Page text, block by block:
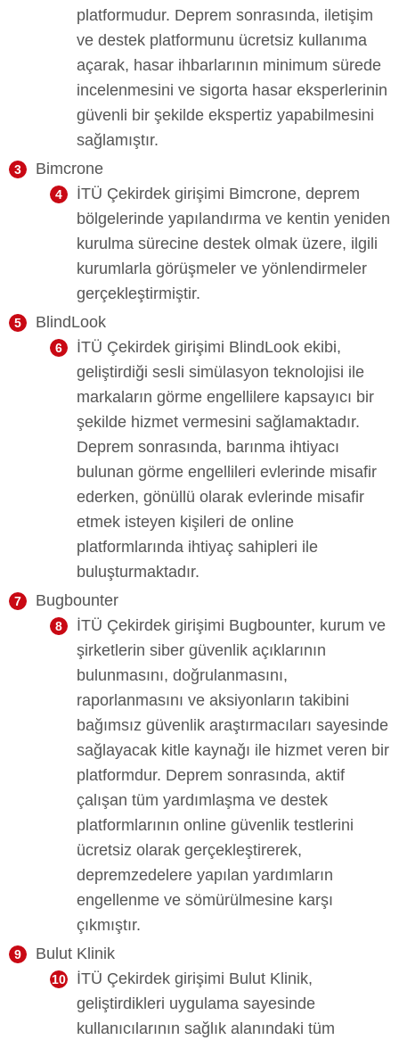
platformudur. Deprem sonrasında, iletişim
ve destek platformunu ücretsiz kullanıma
açarak, hasar ihbarlarının minimum sürede
incelenmesini ve sigorta hasar eksperlerinin
güvenli bir şekilde ekspertiz yapabilmesini
sağlamıştır.
Bimcrone
İTÜ Çekirdek girişimi Bimcrone, deprem
bölgelerinde yapılandırma ve kentin yeniden
kurulma sürecine destek olmak üzere, ilgili
kurumlarla görüşmeler ve yönlendirmeler
gerçekleştirmiştir.
BlindLook
İTÜ Çekirdek girişimi BlindLook ekibi,
geliştirdiği sesli simülasyon teknolojisi ile
markaların görme engellilere kapsayıcı bir
şekilde hizmet vermesini sağlamaktadır.
Deprem sonrasında, barınma ihtiyacı
bulunan görme engellileri evlerinde misafir
ederken, gönüllü olarak evlerinde misafir
etmek isteyen kişileri de online
platformlarında ihtiyaç sahipleri ile
buluşturmaktadır.
Bugbounter
İTÜ Çekirdek girişimi Bugbounter, kurum ve
şirketlerin siber güvenlik açıklarının
bulunmasını, doğrulanmasını,
raporlanmasını ve aksiyonların takibini
bağımsız güvenlik araştırmacıları sayesinde
sağlayacak kitle kaynağı ile hizmet veren bir
platformdur. Deprem sonrasında, aktif
çalışan tüm yardımlaşma ve destek
platformlarının online güvenlik testlerini
ücretsiz olarak gerçekleştirerek,
depremzedelere yapılan yardımların
engellenme ve sömürülmesine karşı
çıkmıştır.
Bulut Klinik
İTÜ Çekirdek girişimi Bulut Klinik,
geliştirdikleri uygulama sayesinde
kullanıcılarının sağlık alanındaki tüm